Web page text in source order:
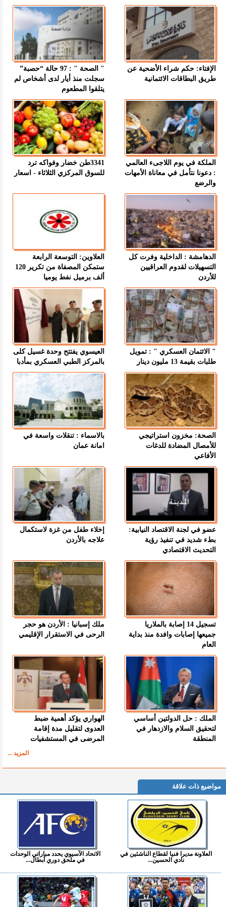
الإفتاء: حكم شراء الأضحية عن
طريق البطاقات الائتمانية
" الصحة " : 97 حالة “حصبة”
سجلت منذ أيار لدى أشخاص لم
يتلقوا المطعوم
الملكة في يوم اللاجىء العالمي
: دعونا نتأمل في معاناة الأمهات
والرضع
3341طن خضار وفواكه ترد
للسوق المركزي الثلاثاء - اسعار
الدهامشة : الداخلية وفرت كل
التسهيلات لقدوم العراقيين
للأردن
العلاوين: التوسعة الرابعة
ستمكن المصفاة من تكرير 120
ألف برميل نفط يوميا
" الائتمان العسكري " : تمويل
طلبات بقيمة 13 مليون دينار
العيسوي يفتتح وحدة غسيل كلى
بالمركز الطبي العسكري بمأدبا
الصحة: مخزون استراتيجي
للأمصال المضادة للدغات
الأفاعي
بالاسماء : تنقلات واسعة في
امانة عمان
عضو في لجنة الاقتصاد النيابية:
بطء شديد في تنفيذ رؤية
التحديث الاقتصادي
إخلاء طفل من غزة لاستكمال
علاجه بالأردن
تسجيل 14 إصابة بالملاريا
جميعها إصابات وافدة منذ بداية
العام
ملك إسبانيا : الأردن هو حجر
الرحى في الاستقرار الإقليمي
الملك : حل الدولتين أساسي
لتحقيق السلام والازدهار في
المنطقة
الهواري يؤكد أهمية ضبط
العدوى لتقليل مدة إقامة
المرضى في المستشفيات
المزيد ...
مواضيع ذات علاقة
العلاونة مديرا فنيا لقطاع الناشئين في
نادي الحسين...
الاتحاد الآسيوي يحدد مباراتي الوحدات
في ملحق دوري أبطال...